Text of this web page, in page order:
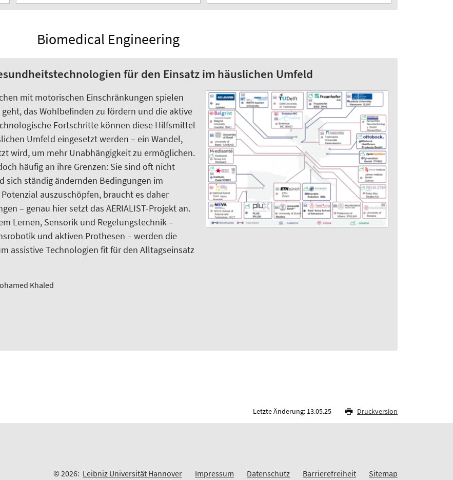
Biomedical Engineering
für den Einsatz im häuslichen Umfeld
mit motorischen Einschränkungen spielen
das Wohlbefinden zu fördern und die aktive
Fortschritte können diese Hilfsmittel
Umfeld eingesetzt werden – ein Wandel,
wird, um mehr Unabhängigkeit zu ermöglichen.
häufig an ihre Grenzen: Sie sind oft nicht
sich ständig ändernden Bedingungen im
auszuschöpfen, braucht es daher
– genau hier setzt das AERIALIST-Projekt an.
Lernen, Sensorik und Regelungstechnik –
und aktiven Prothesen – werden die
assistive Technologien fit für den Alltagseinsatz
Khaled
Letzte Änderung: 13.05.25 Druckversion
© 2026: Leibniz Universität Hannover Impressum Datenschutz Barrierefreiheit Sitemap